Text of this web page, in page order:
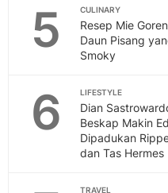
5 CULINARY
Resep Mie
Daun Pisang
Smoky
6 LIFESTYLE
Dian
Beskap Makin
Dipadukan
dan Tas Hermes
TRAVEL